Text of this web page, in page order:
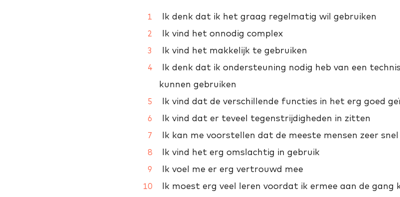
Ik denk dat ik het graag regelmatig wil gebruiken
Ik vind het onnodig complex
Ik vind het makkelijk te gebruiken
Ik denk dat ik ondersteuning nodig heb van een
kunnen gebruiken
Ik vind dat de verschillende functies in het erg goed
Ik vind dat er teveel tegenstrijdigheden in zitten
Ik kan me voorstellen dat de meeste mensen zeer
Ik vind het erg omslachtig in gebruik
Ik voel me er erg vertrouwd mee
Ik moest erg veel leren voordat ik ermee aan de gang